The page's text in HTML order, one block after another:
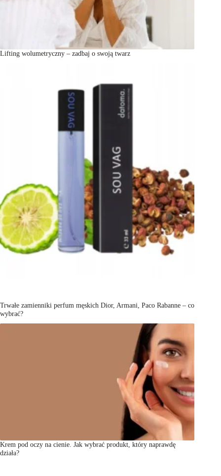
Lifting wolumetryczny – zadbaj o swoją twarz
Trwałe zamienniki perfum męskich Dior, Armani, Paco Rabanne – co
wybrać?
Krem pod oczy na cienie. Jak wybrać produkt, który naprawdę
działa?